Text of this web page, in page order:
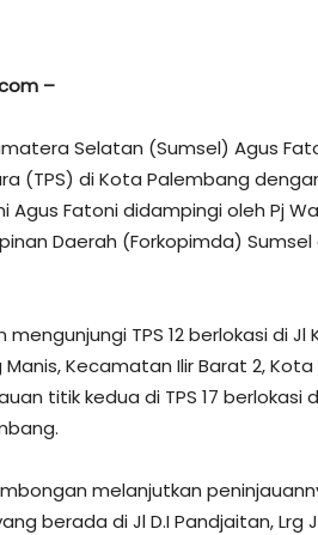
–
Selatan (Sumsel) Agus
(TPS) di Kota Palembang
Agus Fatoni didampingi oleh Pj
Daerah (Forkopimda)
TPS 12 berlokasi di Jl
Manis, Kecamatan Ilir Barat 2,
titik kedua di TPS 17 berlokasi
melanjutkan
berada di Jl D.I Pandjaitan,